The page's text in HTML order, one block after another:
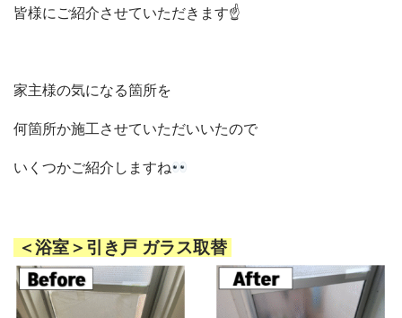
皆様にご紹介させていただきます☝
家主様の気になる箇所を
何箇所か施工させていただいいたので
いくつかご紹介しますね
＜浴室＞引き戸 ガラス取替